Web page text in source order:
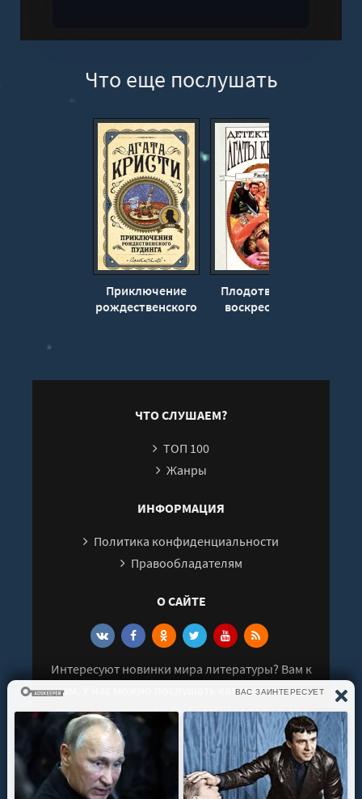
Что еще послушать
Приключение
рождественского
Плодотворное
воскресенье -
ЧТО СЛУШАЕМ?
ТОП 100
Жанры
ИНФОРМАЦИЯ
Политика конфиденциальности
Правообладателям
О САЙТЕ
Интересуют новинки мира литературы? Вам к
нам. У нас можно послушать как новые так и
старые аудиокниги. Выбрать и поделиться с
друзьями лучшими аудиокнигами!